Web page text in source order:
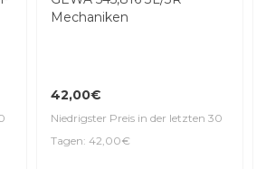
36,00€